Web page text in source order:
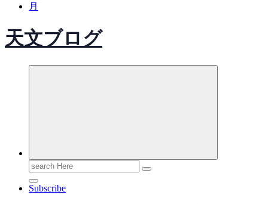
月
天文ブログ
Search
for:
Subscribe